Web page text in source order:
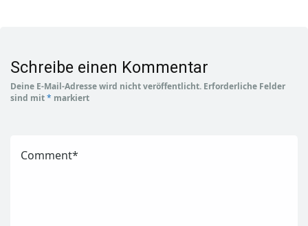
Schreibe einen Kommentar
Deine E-Mail-Adresse wird nicht veröffentlicht. Erforderliche Felder
sind mit* markiert